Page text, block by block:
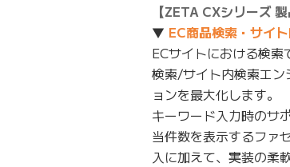
【ZETA CXシリーズ 製
▼ EC商品検索・サイ
ECサイトにおける検
検索/サイト内検索エン
ョンを最大化します。
キーワード入力時のサ
当件数を表示するファ
入に加えて、実装の柔